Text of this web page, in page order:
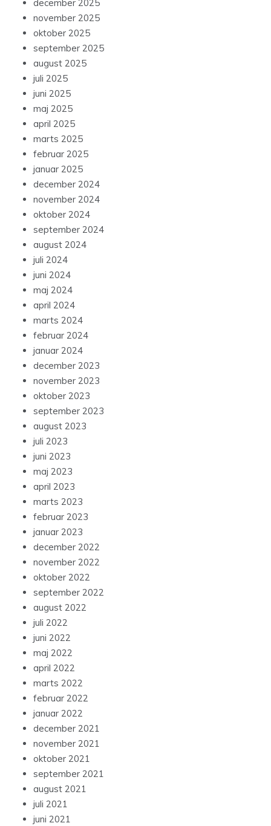
december 2025
november 2025
oktober 2025
september 2025
august 2025
juli 2025
juni 2025
maj 2025
april 2025
marts 2025
februar 2025
januar 2025
december 2024
november 2024
oktober 2024
september 2024
august 2024
juli 2024
juni 2024
maj 2024
april 2024
marts 2024
februar 2024
januar 2024
december 2023
november 2023
oktober 2023
september 2023
august 2023
juli 2023
juni 2023
maj 2023
april 2023
marts 2023
februar 2023
januar 2023
december 2022
november 2022
oktober 2022
september 2022
august 2022
juli 2022
juni 2022
maj 2022
april 2022
marts 2022
februar 2022
januar 2022
december 2021
november 2021
oktober 2021
september 2021
august 2021
juli 2021
juni 2021